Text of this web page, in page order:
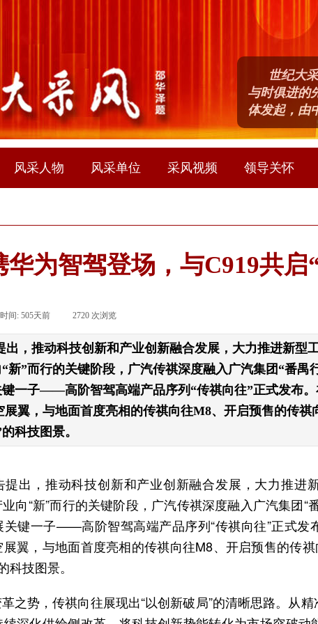
风采人物 风采单位 采风视频 领导关怀
世纪大
与时俱进的
体发起，由
为智驾登场，与C919共启
间: 505天前 2720 次浏览
出，推动科技创新和产业创新融合发展，大力推进新型
新”而行的关键阶段，广汽传祺深度融入广汽集团“番禺
一子——高阶智驾高端产品序列“传祺向往”正式发布
展翼，与地面首度亮相的传祺向往M8、开启预售的传祺
科技图景。
提出，推动科技创新和产业创新融合发展，大力推进
向“新”而行的关键阶段，广汽传祺深度融入广汽集团“
键一子——高阶智驾高端产品序列“传祺向往”正式发
展翼，与地面首度亮相的传祺向往M8、开启预售的传
科技图景。
之势，传祺向往展现出“以创新破局”的清晰思路。从